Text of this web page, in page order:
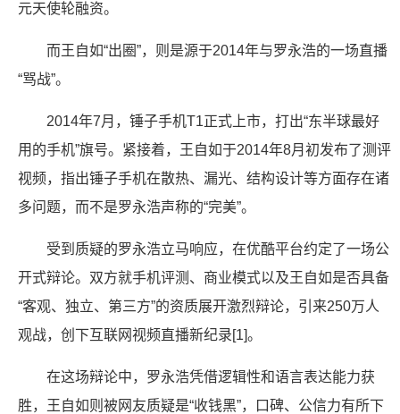
元天使轮融资。
而王自如“出圈”，则是源于2014年与罗永浩的一场直播
“骂战”。
2014年7月，锤子手机T1正式上市，打出“东半球最好
用的手机”旗号。紧接着，王自如于2014年8月初发布了测评
视频，指出锤子手机在散热、漏光、结构设计等方面存在诸
多问题，而不是罗永浩声称的“完美”。
受到质疑的罗永浩立马响应，在优酷平台约定了一场公
开式辩论。双方就手机评测、商业模式以及王自如是否具备
“客观、独立、第三方”的资质展开激烈辩论，引来250万人
观战，创下互联网视频直播新纪录[1]。
在这场辩论中，罗永浩凭借逻辑性和语言表达能力获
胜，王自如则被网友质疑是“收钱黑”，口碑、公信力有所下